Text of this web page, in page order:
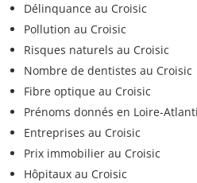
Délinquance au Croisic
Pollution au Croisic
Risques naturels au Croisic
Nombre de dentistes au Croisic
Fibre optique au Croisic
Prénoms donnés en Loire-
Entreprises au Croisic
Prix immobilier au Croisic
Hôpitaux au Croisic